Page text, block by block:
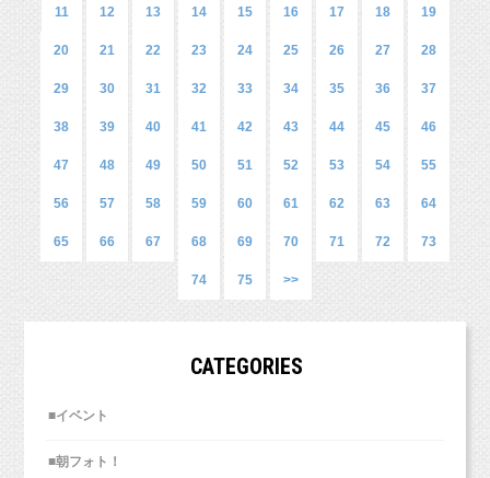
ですが、
お1人撮影や兄弟撮影、満遍なく撮影していきました！
（もちろん撮影だけでも有料レンタルも手配可能ですの
えています（＾＾）
ご予約はお電話・メール・ラインからでもOK！
うつ伏せもとっても上手です！！
こんな感じで小物（帽子など）を途中で変えて撮影するのは、
ハーフバースデー記念、絶対可愛いので残してあげてください
簡単web予約はこちら↓
str_id=829&stf_id=0
今日は毎年お誕生日に撮影に来てくれている男の子の
た！
多いです。）
中央線、総武線、東西線沿線の荻窪、吉祥寺や三鷹、武蔵野市、
東京都新宿区や中央区、千代田区、世田谷区、港区、江東区、渋
他、千葉県、埼玉県、神奈川県、宮城県、茨城県、愛知、広島
http://studiomilk.jp/price
■お手軽ネット予約■
https://www.itsuaki.com/yoyaku/webreserve/menusel?
■インスタグラム■
コメント、フォローお待ちしています！
■LINEショップカード■
お友達登録で特典あり！２回目以降は撮影料金が割引に。
11 12 13 14 15 16 17 18 19
20 21 22 23 24 25 26 27 28
29 30 31 32 33 34 35 36 37
38 39 40 41 42 43 44 45 46
47 48 49 50 51 52 53 54 55
56 57 58 59 60 61 62 63 64
65 66 67 68 69 70 71 72 73
74 75 >>
CATEGORIES
■イベント
■朝フォト！